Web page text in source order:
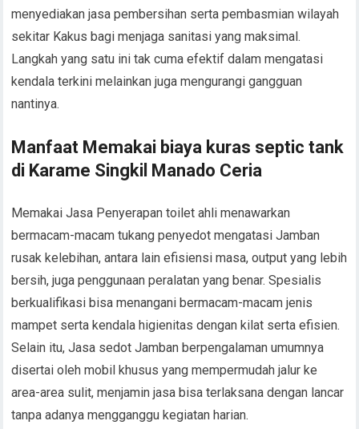
menyediakan jasa pembersihan serta pembasmian wilayah
sekitar Kakus bagi menjaga sanitasi yang maksimal.
Langkah yang satu ini tak cuma efektif dalam mengatasi
kendala terkini melainkan juga mengurangi gangguan
nantinya.
Manfaat Memakai biaya kuras septic tank
di Karame Singkil Manado Ceria
Memakai Jasa Penyerapan toilet ahli menawarkan
bermacam-macam tukang penyedot mengatasi Jamban
rusak kelebihan, antara lain efisiensi masa, output yang lebih
bersih, juga penggunaan peralatan yang benar. Spesialis
berkualifikasi bisa menangani bermacam-macam jenis
mampet serta kendala higienitas dengan kilat serta efisien.
Selain itu, Jasa sedot Jamban berpengalaman umumnya
disertai oleh mobil khusus yang mempermudah jalur ke
area-area sulit, menjamin jasa bisa terlaksana dengan lancar
tanpa adanya mengganggu kegiatan harian.